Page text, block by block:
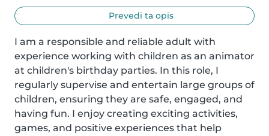
Prevedi ta opis
I am a responsible and reliable adult with
experience working with children as an animator
at children's birthday parties. In this role, I
regularly supervise and entertain large groups of
children, ensuring they are safe, engaged, and
having fun. I enjoy creating exciting activities,
games, and positive experiences that help